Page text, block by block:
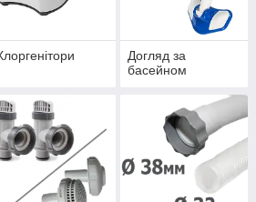
Догляд за
басейном